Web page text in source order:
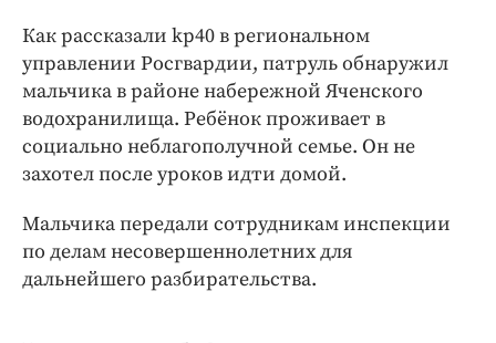
Как рассказали kp40 в региональном
управлении Росгвардии, патруль обнаружил
мальчика в районе набережной Яченского
водохранилища. Ребёнок проживает в
социально неблагополучной семье. Он не
захотел после уроков идти домой.
Мальчика передали сотрудникам инспекции
по делам несовершеннолетних для
дальнейшего разбирательства.